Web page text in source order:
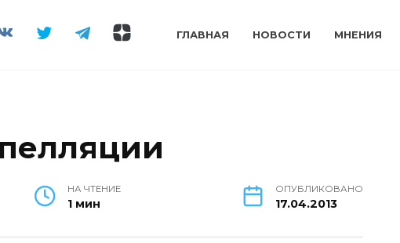
ГЛАВНАЯ НОВОСТИ МНЕНИЯ
НА ЧТЕНИЕ
1 мин
ОПУБЛИКОВАНО
17.04.2013